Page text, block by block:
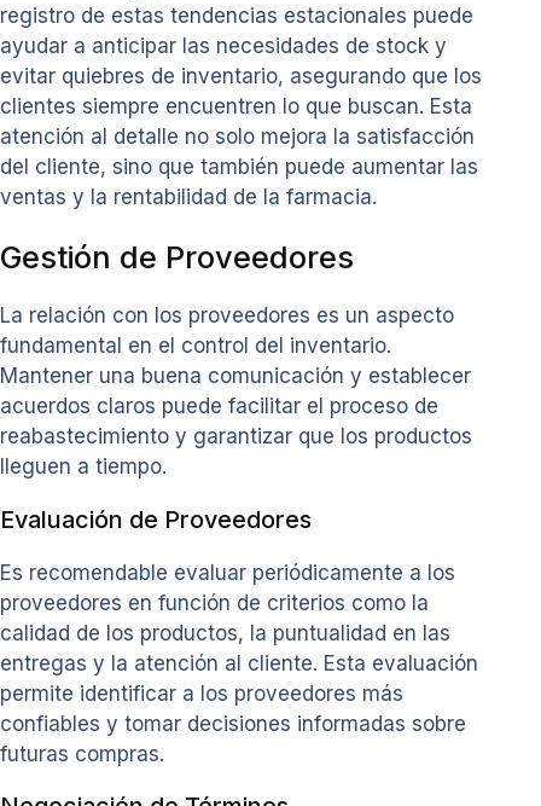
registro de estas tendencias estacionales puede
ayudar a anticipar las necesidades de stock y
evitar quiebres de inventario, asegurando que los
clientes siempre encuentren lo que buscan. Esta
atención al detalle no solo mejora la satisfacción
del cliente, sino que también puede aumentar las
ventas y la rentabilidad de la farmacia.
Gestión de Proveedores
La relación con los proveedores es un aspecto
fundamental en el control del inventario.
Mantener una buena comunicación y establecer
acuerdos claros puede facilitar el proceso de
reabastecimiento y garantizar que los productos
lleguen a tiempo.
Evaluación de Proveedores
Es recomendable evaluar periódicamente a los
proveedores en función de criterios como la
calidad de los productos, la puntualidad en las
entregas y la atención al cliente. Esta evaluación
permite identificar a los proveedores más
confiables y tomar decisiones informadas sobre
futuras compras.